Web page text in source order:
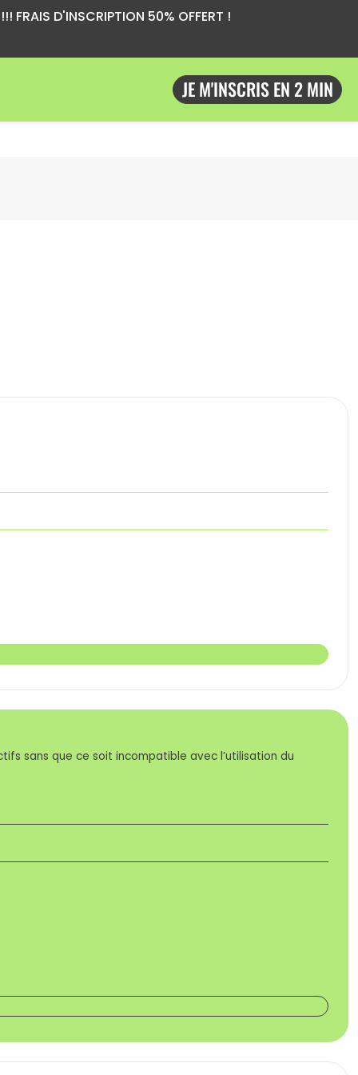
FRAIS D'INSCRIPTION 50% OFFERT !
JE M'INSCRIS EN 2 MIN
sans que ce soit incompatible avec l’utilisation du